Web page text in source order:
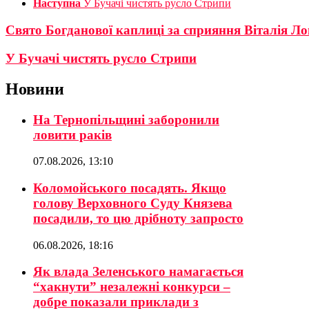
Наступна У Бучачі чистять русло Стрипи
Свято Богданової каплиці за сприяння Віталія
У Бучачі чистять русло Стрипи
Новини
На Тернопільщині заборонили
ловити раків
07.08.2026, 13:10
Коломойського посадять. Якщо
голову Верховного Суду Князева
посадили, то цю дрібноту запросто
06.08.2026, 18:16
Як влада Зеленського намагається
“хакнути” незалежні конкурси –
добре показали приклади з